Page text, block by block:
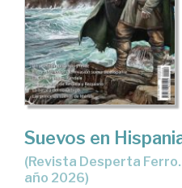
Suevos en
(Revista Desperta Ferro. Antigua y Medieval, Nº 96,
año 2026)